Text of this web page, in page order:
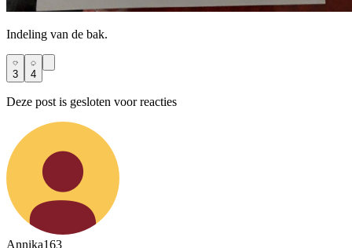
Indeling van de bak.
3 4
Deze post is gesloten voor reacties
Annika163